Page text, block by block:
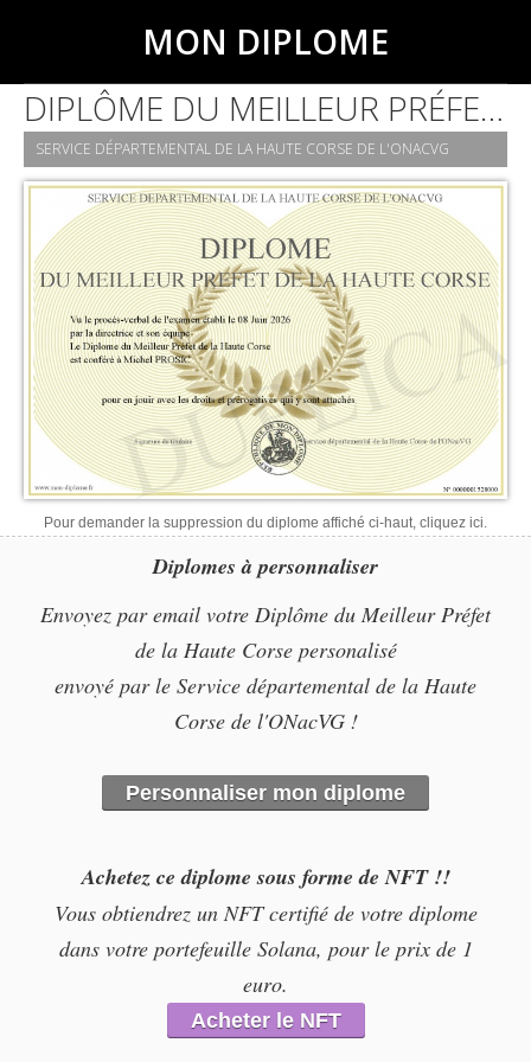
MON DIPLOME
DIPLÔME DU MEILLEUR PRÉFET DE LA HAUTE CORSE
SERVICE DÉPARTEMENTAL DE LA HAUTE CORSE DE L'ONACVG
Pour demander la suppression du diplome affiché ci-haut, cliquez ici.
Diplomes à personnaliser
Envoyez par email votre Diplôme du Meilleur Préfet
de la Haute Corse personalisé
envoyé par le Service départemental de la Haute
Corse de l'ONacVG !
Personnaliser mon diplome
Achetez ce diplome sous forme de NFT !!
Vous obtiendrez un NFT certifié de votre diplome
dans votre portefeuille Solana, pour le prix de 1
euro.
Acheter le NFT